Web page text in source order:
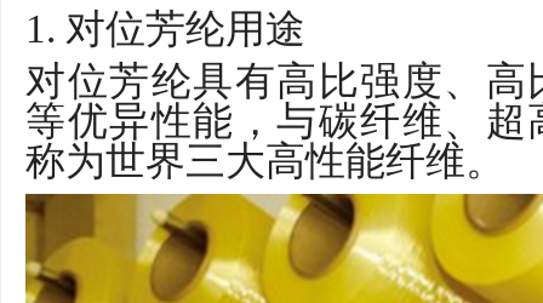
1. 对位芳纶用途
对位芳纶具有高比强度、
等优异性能，与碳纤维、
称为世界三大高性能纤维。